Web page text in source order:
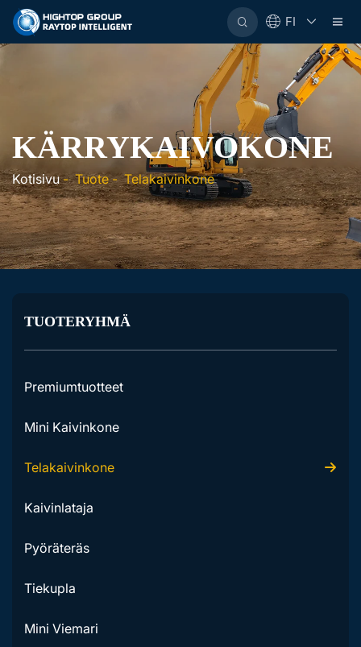
FI
KÄRRYKAIVOKONE
Kotisivu-Tuote-Telakaivinkone
TUOTERYHMÄ
Premiumtuotteet
Mini Kaivinkone
Telakaivinkone
Kaivinlataja
Pyöräteräs
Tiekupla
Mini Viemari